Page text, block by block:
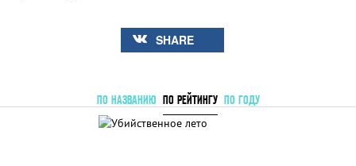
SHARE
ПО НАЗВАНИЮ ПО РЕЙТИНГУ ПО ГОДУ